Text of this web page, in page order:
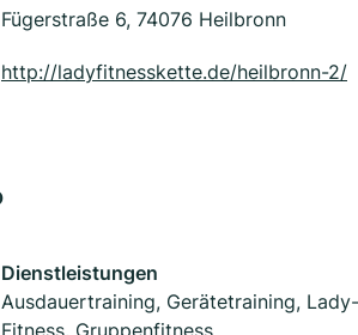
Fügerstraße 6, 74076 Heilbronn
http://ladyfitnesskette.de/heilbronn-2/
Dienstleistungen
Ausdauertraining, Gerätetraining, Lady-
Fitness, Gruppenfitness